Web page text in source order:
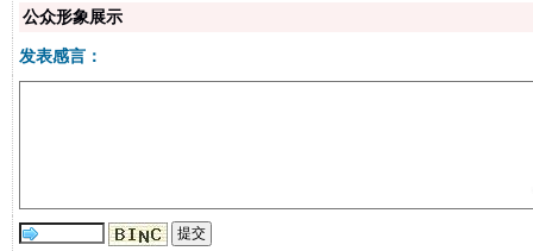
公众形象展示
发表感言：